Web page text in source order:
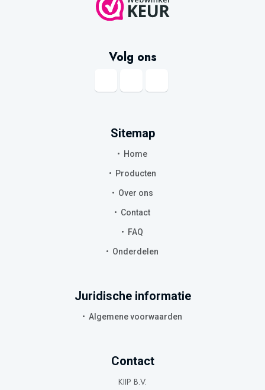
Volg ons
Sitemap
Home
Producten
Over ons
Contact
FAQ
Onderdelen
Juridische informatie
Algemene voorwaarden
Contact
KIIP B.V.